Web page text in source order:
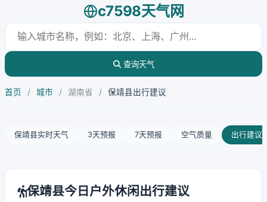
c7598天气网
查询天气
首页 / 城市 / 湖南省 / 保靖县出行建议
保靖县实时天气 3天预报 7天预报 空气质量 出行建议
保靖县今日户外休闲出行建议